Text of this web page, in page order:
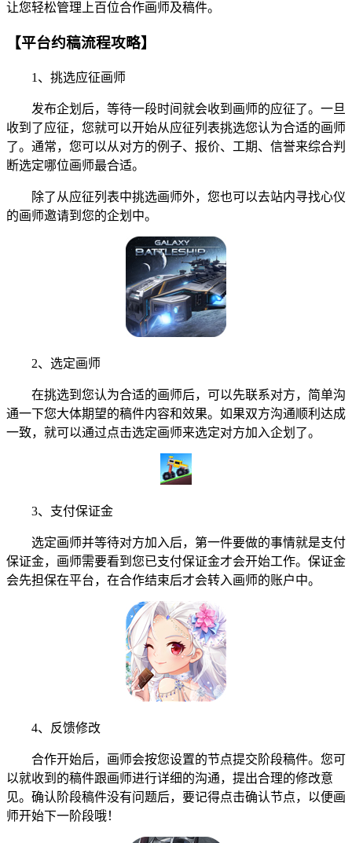
让您轻松管理上百位合作画师及稿件。
【平台约稿流程攻略】
1、挑选应征画师
发布企划后，等待一段时间就会收到画师的应征了。一旦
收到了应征，您就可以开始从应征列表挑选您认为合适的画师
了。通常，您可以从对方的例子、报价、工期、信誉来综合判
断选定哪位画师最合适。
除了从应征列表中挑选画师外，您也可以去站内寻找心仪
的画师邀请到您的企划中。
2、选定画师
在挑选到您认为合适的画师后，可以先联系对方，简单沟
通一下您大体期望的稿件内容和效果。如果双方沟通顺利达成
一致，就可以通过点击选定画师来选定对方加入企划了。
3、支付保证金
选定画师并等待对方加入后，第一件要做的事情就是支付
保证金，画师需要看到您已支付保证金才会开始工作。保证金
会先担保在平台，在合作结束后才会转入画师的账户中。
4、反馈修改
合作开始后，画师会按您设置的节点提交阶段稿件。您可
以就收到的稿件跟画师进行详细的沟通，提出合理的修改意
见。确认阶段稿件没有问题后，要记得点击确认节点，以便画
师开始下一阶段哦！